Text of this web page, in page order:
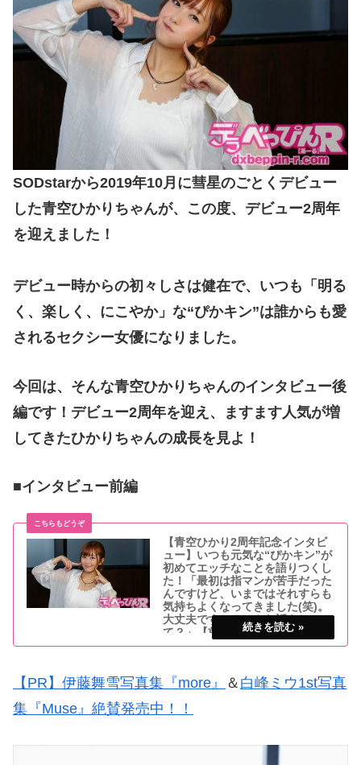
SODstarから2019年10月に彗星のごとくデビュー
した青空ひかりちゃんが、この度、デビュー2周年
を迎えました！
デビュー時からの初々しさは健在で、いつも「明る
く、楽しく、にこやか」な“ぴかキン”は誰からも愛
されるセクシー女優になりました。
今回は、そんな青空ひかりちゃんのインタビュー後
編です！ デビュー2周年を迎え、ますます人気が増
してきたひかりちゃんの成長を見よ！
■インタビュー前編
【青空ひかり2周年記念インタビ
ュー】いつも元気な“ぴかキン”が
初めてエッチなことを語りつくし
た！「最初は指マンが苦手だった
んですけど、いまではそれすらも
気持ちよくなってきました(笑)。
大丈夫ですか？こんな話をし
て？」【前編】
からの初々しさは健在で、いつも「明る
く、楽しく、にこやか」な“ぴかキン”は誰
からも愛されるセクシー女優になりました
【PR】伊藤舞雪写真集『more』 ＆ 白峰ミウ1st写真
集『Muse』絶賛発売中！！